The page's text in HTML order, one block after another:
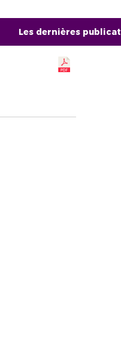
Les dernières